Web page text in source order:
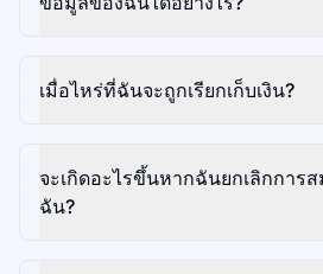
เมื่อไหร่ที่ฉันจะถูกเรียกเก็บเงิน?
จะเกิดอะไรขึ้นหากฉันยกเลิกการ
ฉัน?